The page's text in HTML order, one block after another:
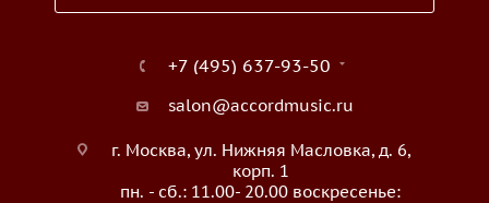
+7 (495) 637-93-50
salon@accordmusic.ru
г. Москва, ул. Нижняя Масловка, д. 6,
корп. 1
пн. - сб.: 11.00- 20.00 воскресенье: